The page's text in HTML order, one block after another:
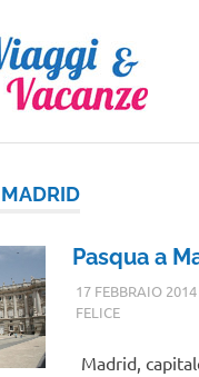
Pasqua a
17 FEBBRAIO 2014
FELICEEUROPA
Madrid,